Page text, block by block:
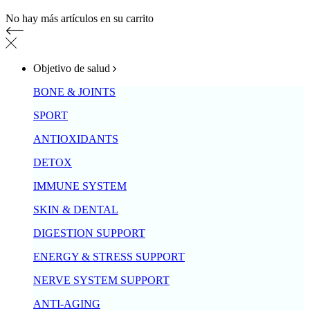
No hay más artículos en su carrito
Objetivo de salud
BONE & JOINTS
SPORT
ANTIOXIDANTS
DETOX
IMMUNE SYSTEM
SKIN & DENTAL
DIGESTION SUPPORT
ENERGY & STRESS SUPPORT
NERVE SYSTEM SUPPORT
ANTI-AGING